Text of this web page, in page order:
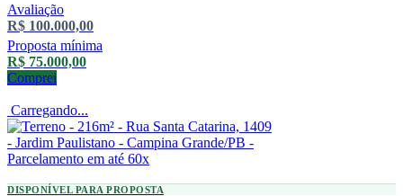
Avaliação
R$ 100.000,00
Proposta mínima
R$ 75.000,00
Comprei
Carregando...
DISPONÍVEL PARA PROPOSTA